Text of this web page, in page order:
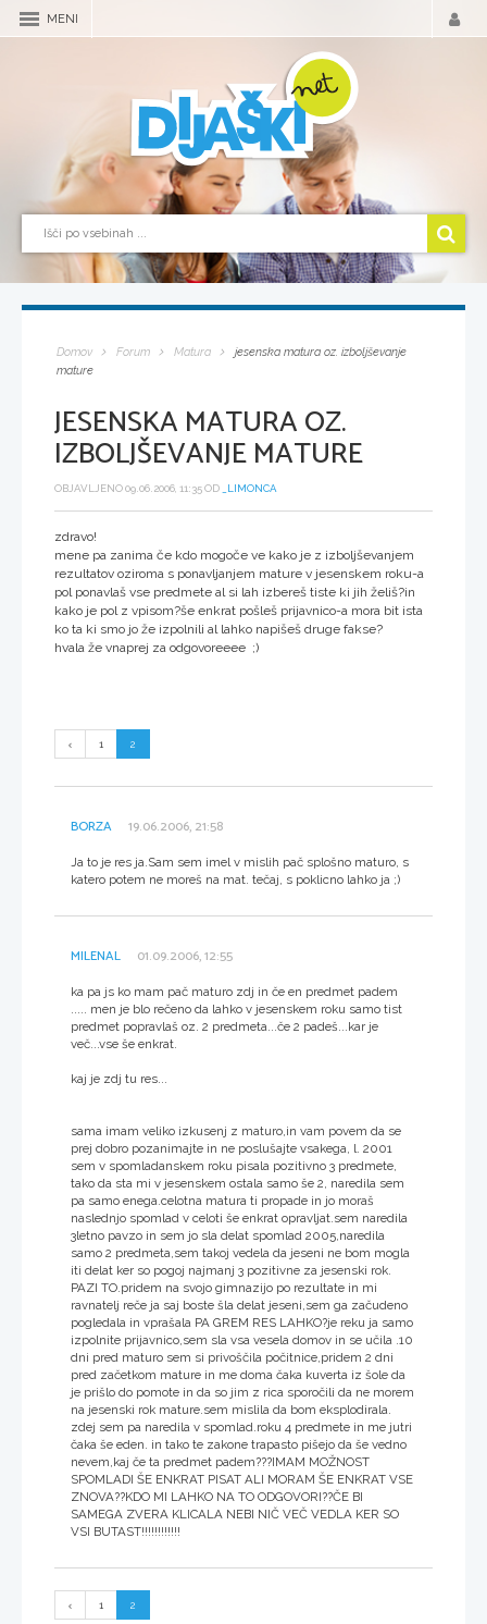
MENI
Domov Forum Matura
jesenska matura oz. izboljševanje
mature
JESENSKA MATURA OZ.
IZBOLJŠEVANJE MATURE
OBJAVLJENO 09.06.2006, 11:35 OD _LIMONCA
zdravo!
mene pa zanima če kdo mogoče ve kako je z izboljševanjem
rezultatov oziroma s ponavljanjem mature v jesenskem roku-a
pol ponavlaš vse predmete al si lah izbereš tiste ki jih želiš?in
kako je pol z vpisom?še enkrat pošleš prijavnico-a mora bit ista
ko ta ki smo jo že izpolnili al lahko napišeš druge fakse?
hvala že vnaprej za odgovoreeee ;)
1 2
BORZA 19.06.2006, 21:58
Ja to je res ja.Sam sem imel v mislih pač splošno maturo, s
katero potem ne moreš na mat. tečaj, s poklicno lahko ja ;)
MILENAL 01.09.2006, 12:55
ka pa js ko mam pač maturo zdj in če en predmet padem
..... men je blo rečeno da lahko v jesenskem roku samo tist
predmet popravlaš oz. 2 predmeta...če 2 padeš...kar je
več...vse še enkrat.
kaj je zdj tu res...
sama imam veliko izkusenj z maturo,in vam povem da se
prej dobro pozanimajte in ne poslušajte vsakega, l. 2001
sem v spomladanskem roku pisala pozitivno 3 predmete,
tako da sta mi v jesenskem ostala samo še 2, naredila sem
pa samo enega.celotna matura ti propade in jo moraš
naslednjo spomlad v celoti še enkrat opravljat.sem naredila
3letno pavzo in sem jo sla delat spomlad 2005,naredila
samo 2 predmeta,sem takoj vedela da jeseni ne bom mogla
iti delat ker so pogoj najmanj 3 pozitivne za jesenski rok.
PAZI TO.pridem na svojo gimnazijo po rezultate in mi
ravnatelj reče ja saj boste šla delat jeseni,sem ga začudeno
pogledala in vprašala PA GREM RES LAHKO?je reku ja samo
izpolnite prijavnico,sem sla vsa vesela domov in se učila .10
dni pred maturo sem si privoščila počitnice,pridem 2 dni
pred začetkom mature in me doma čaka kuverta iz šole da
je prišlo do pomote in da so jim z rica sporočili da ne morem
na jesenski rok mature.sem mislila da bom eksplodirala.
zdej sem pa naredila v spomlad.roku 4 predmete in me jutri
čaka še eden. in tako te zakone trapasto pišejo da še vedno
nevem,kaj če ta predmet padem???IMAM MOŽNOST
SPOMLADI ŠE ENKRAT PISAT ALI MORAM ŠE ENKRAT VSE
ZNOVA??KDO MI LAHKO NA TO ODGOVORI??ČE BI
SAMEGA ZVERA KLICALA NEBI NIČ VEČ VEDLA KER SO
VSI BUTAST!!!!!!!!!!!!
1 2